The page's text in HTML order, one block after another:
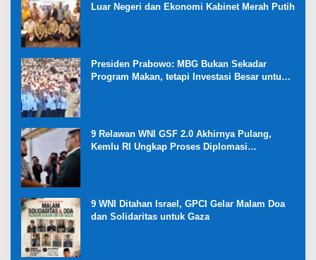
Luar Negeri dan Ekonomi Kabinet Merah Putih
Presiden Prabowo: MBG Bukan Sekadar
Program Makan, tetapi Investasi Besar untuk
9 Relawan WNI GSF 2.0 Akhirnya Pulang,
Kemlu RI Ungkap Proses Diplomasi
9 WNI Ditahan Israel, GPCI Gelar Malam Doa
dan Solidaritas untuk Gaza